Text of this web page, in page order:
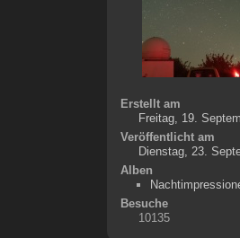
Erstellt am
Freitag, 19.
Veröffentlicht am
Dienstag, 23.
Alben
Besuche
10135